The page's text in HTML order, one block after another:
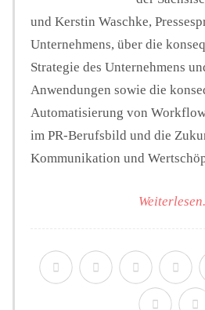
und Kerstin Waschke,
Unternehmens, über die
Strategie des Unternehmens
Anwendungen sowie die
Automatisierung von
im PR-Berufsbild und die
Kommunikation und